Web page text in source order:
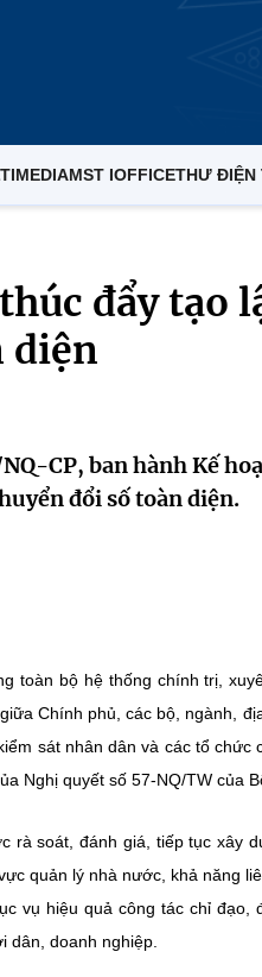
MST IOFFICETHƯ ĐIỆN
đẩy tạo
diện
CP, ban hành Kế
đổi số toàn diện.
toàn bộ hệ thống chính trị,
Chính phủ, các bộ, ngành,
sát nhân dân và các tổ chức
Nghị quyết số 57-NQ/TW của
rà soát, đánh giá, tiếp tục xây
quản lý nhà nước, khả năng
vụ hiệu quả công tác chỉ đạo,
dân, doanh nghiệp.